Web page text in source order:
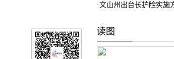
·文山州出台长护险实施
读图